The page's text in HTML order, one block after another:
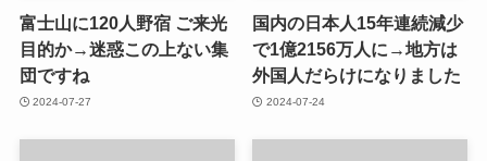
富士山に120人野宿 ご来光
目的か→迷惑この上ない集
団ですね
2024-07-27
国内の日本人15年連続減少
で1億2156万人に→地方は
外国人だらけになりました
2024-07-24